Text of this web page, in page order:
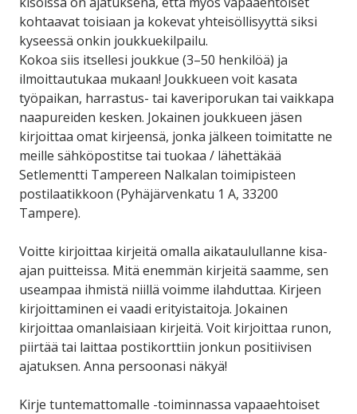
kohtaavat toisiaan ja kokevat yhteisöllisyyttä siksi
kyseessä onkin joukkuekilpailu.
Kokoa siis itsellesi joukkue (3–50 henkilöä) ja
ilmoittautukaa mukaan! Joukkueen voit kasata
työpaikan, harrastus- tai kaveriporukan tai vaikkapa
naapureiden kesken. Jokainen joukkueen jäsen
kirjoittaa omat kirjeensä, jonka jälkeen toimitatte ne
meille sähköpostitse tai tuokaa / lähettäkää
Setlementti Tampereen Nalkalan toimipisteen
postilaatikkoon (Pyhäjärvenkatu 1 A, 33200
Tampere).
Voitte kirjoittaa kirjeitä omalla aikataulullanne kisa-
ajan puitteissa. Mitä enemmän kirjeitä saamme, sen
useampaa ihmistä niillä voimme ilahduttaa. Kirjeen
kirjoittaminen ei vaadi erityistaitoja. Jokainen
kirjoittaa omanlaisiaan kirjeitä. Voit kirjoittaa runon,
piirtää tai laittaa postikorttiin jonkun positiivisen
ajatuksen. Anna persoonasi näkyä!
Kirje tuntemattomalle -toiminnassa vapaaehtoiset